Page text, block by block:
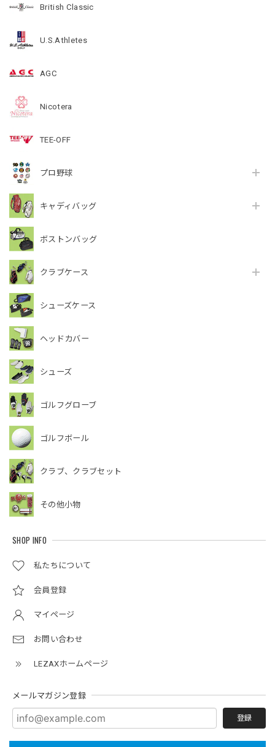
British Classic
U.S.Athletes
AGC
Nicotera
TEE-OFF
プロ野球
キャディバッグ
ボストンバッグ
クラブケース
シューズケース
ヘッドカバー
シューズ
ゴルフグローブ
ゴルフボール
クラブ、クラブセット
その他小物
SHOP INFO
私たちについて
会員登録
マイページ
お問い合わせ
LEZAXホームページ
メールマガジン登録
登録